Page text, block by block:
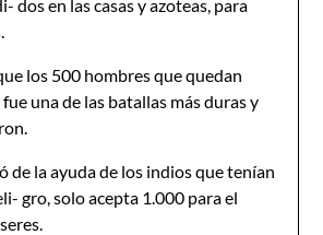
dos en las casas y azoteas, para
los 500 hombres que quedan
una de las batallas más duras y
de la ayuda de los indios que tenían
gro, solo acepta 1.000 para el